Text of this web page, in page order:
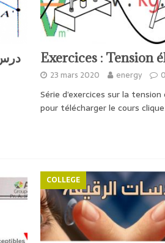
Exercices : Tension
23 mars 2020 energy 0
Série d’exercices sur la
pour télécharger le cours
COLLEGE